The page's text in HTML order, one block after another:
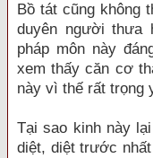
Bồ tát cũng không
duyên người thưa
pháp môn này
xem thấy căn cơ
này vì thế rất trọng
Tại sao kinh này
diệt, diệt trước